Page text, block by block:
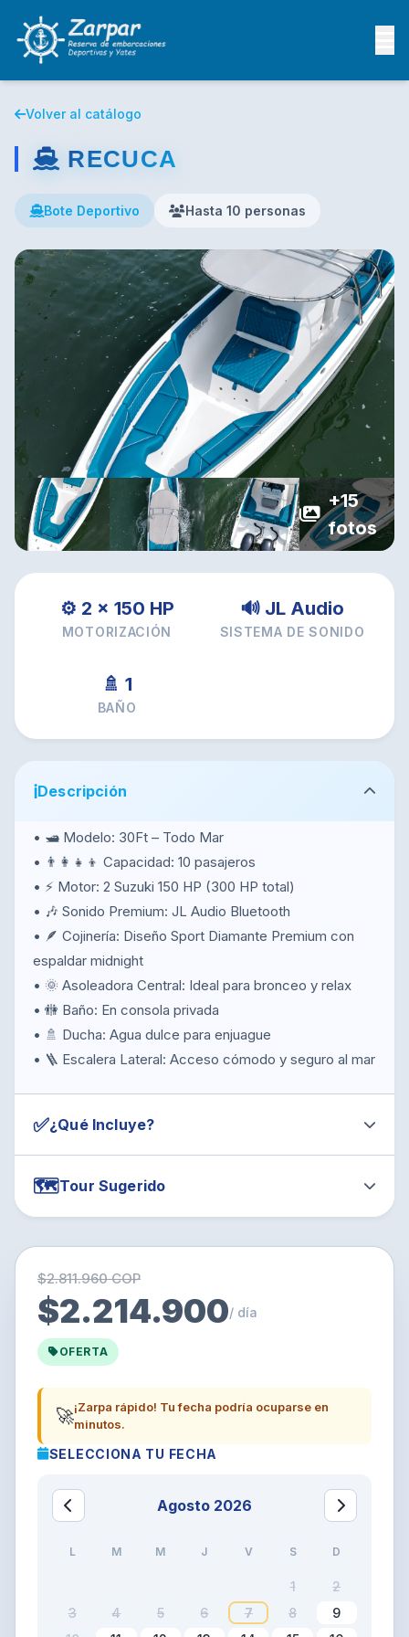
Volver al catálogo
RECUCA
Bote Deportivo Hasta 10 personas
+15
fotos
⚙️ 2 × 150 HP
MOTORIZACIÓN
🔊 JL Audio
SISTEMA DE SONIDO
🚿 1
BAÑO
ℹ️Descripción
• 🛥️ Modelo: 30Ft – Todo Mar
• 👨‍👩‍👧‍👦 Capacidad: 10 pasajeros
• ⚡ Motor: 2 Suzuki 150 HP (300 HP total)
• 🎶 Sonido Premium: JL Audio Bluetooth
• 🪶 Cojinería: Diseño Sport Diamante Premium con
espaldar midnight
• 🌞 Asoleadora Central: Ideal para bronceo y relax
• 🚻 Baño: En consola privada
• 🚿 Ducha: Agua dulce para enjuague
• 🪜 Escalera Lateral: Acceso cómodo y seguro al mar
✅¿Qué Incluye?
🗺️Tour Sugerido
$2.811.960 COP
$2.214.900/ día
OFERTA
🚀¡Zarpa rápido! Tu fecha podría ocuparse en
minutos.
SELECCIONA TU FECHA
Agosto 2026
L M M J V S D
1
2
3
4 5 6 7 8
9